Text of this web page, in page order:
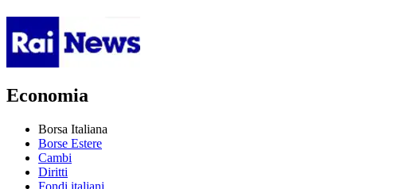
Economia
Borsa Italiana
Borse Estere
Cambi
Diritti
Fondi italiani